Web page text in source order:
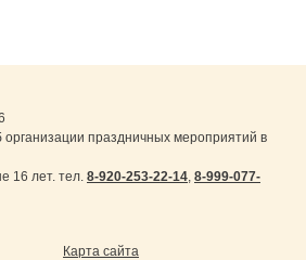
праздничных мероприятий в
16 лет. тел. 8-920-253-22-14, 8-999-077-
Карта сайта